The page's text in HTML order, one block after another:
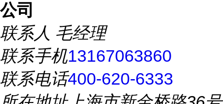
公司
联系人 毛经理
联系手机13167063860
联系电话400-620-6333